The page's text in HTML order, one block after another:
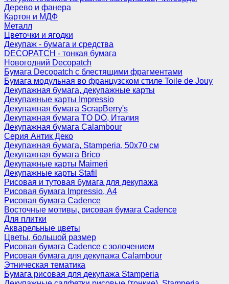
Дерево и фанера
Картон и МДФ
Металл
Цветочки и ягодки
Декупаж - бумага и средства
DECOPATCH - тонкая бумага
Новогодний Decopatch
Бумага Decopatch с блестящими фрагментами
Бумага модульная во французском стиле Toile de Jouy
Декупажная бумага, декупажные карты
Декупажные карты Impressio
Декупажная бумага ScrapBerry's
Декупажная бумага TO DO, Италия
Декупажная бумага Calambour
Серия Антик Деко
Декупажная бумага, Stamperia, 50х70 см
Декупажная бумага Brico
Декупажные карты Maimeri
Декупажные карты Stafil
Рисовая и тутовая бумага для декупажа
Рисовая бумага Impressio, А4
Рисовая бумага Cadence
Восточные мотивы, рисовая бумага Cadence
Для плитки
Акварельные цветы
Цветы, большой размер
Рисовая бумага Cadence c золочением
Рисовая бумага для декупажа Calambour
Этническая тематика
Бумага рисовая для декупажа Stamperia